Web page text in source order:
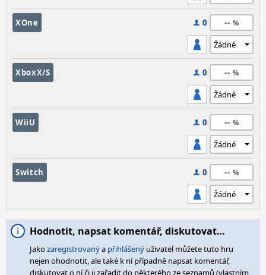
XOne 0 --
XboxX/S 0 --
WiiU 0 --
Switch 0 --
Hodnotit, napsat komentář, diskutovat…
Jakozaregistrovanýa přihlášený uživatel můžete tuto hru
nejen ohodnotit, ale také k ní případně napsat komentář,
diskutovat o ní či ji zařadit do některého ze seznamů (vlastním,